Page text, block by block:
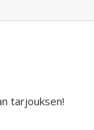
tarjouksen!